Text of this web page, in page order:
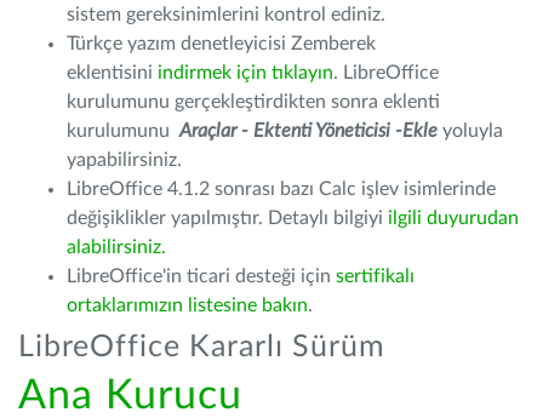
sistem gereksinimlerini kontrol ediniz.
Türkçe yazım denetleyicisi Zemberek
eklentisini indirmek için tıklayın. LibreOffice
kurulumunu gerçekleştirdikten sonra eklenti
kurulumunu Araçlar - Ektenti Yöneticisi -Ekle yoluyla
yapabilirsiniz.
LibreOffice 4.1.2 sonrası bazı Calc işlev isimlerinde
değişiklikler yapılmıştır. Detaylı bilgiyi ilgili duyurudan
alabilirsiniz.
LibreOffice'in ticari desteği için sertifikalı
ortaklarımızın listesine bakın.
LibreOffice Kararlı Sürüm
Ana Kurucu